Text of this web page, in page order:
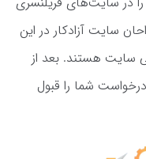
سایت آزادکار در این
سایت هستند. بعد از
شما را قبول